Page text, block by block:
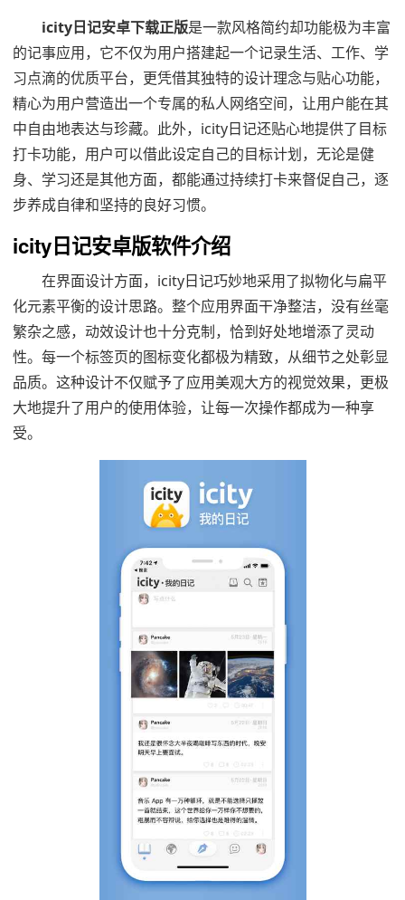
icity日记安卓下载正版是一款风格简约却功能极为丰富
的记事应用，它不仅为用户搭建起一个记录生活、工作、学
习点滴的优质平台，更凭借其独特的设计理念与贴心功能，
精心为用户营造出一个专属的私人网络空间，让用户能在其
中自由地表达与珍藏。此外，icity日记还贴心地提供了目标
打卡功能，用户可以借此设定自己的目标计划，无论是健
身、学习还是其他方面，都能通过持续打卡来督促自己，逐
步养成自律和坚持的良好习惯。
icity日记安卓版软件介绍
在界面设计方面，icity日记巧妙地采用了拟物化与扁平
化元素平衡的设计思路。整个应用界面干净整洁，没有丝毫
繁杂之感，动效设计也十分克制，恰到好处地增添了灵动
性。每一个标签页的图标变化都极为精致，从细节之处彰显
品质。这种设计不仅赋予了应用美观大方的视觉效果，更极
大地提升了用户的使用体验，让每一次操作都成为一种享
受。